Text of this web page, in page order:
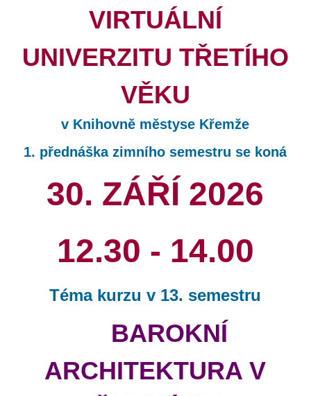
VIRTUÁLNÍ
UNIVERZITU TŘETÍHO
VĚKU
v Knihovně městyse Křemže
1. přednáška zimního semestru se koná
30. ZÁŘÍ 2026
12.30 - 14.00
Téma kurzu v 13. semestru
BAROKNÍ
ARCHITEKTURA V